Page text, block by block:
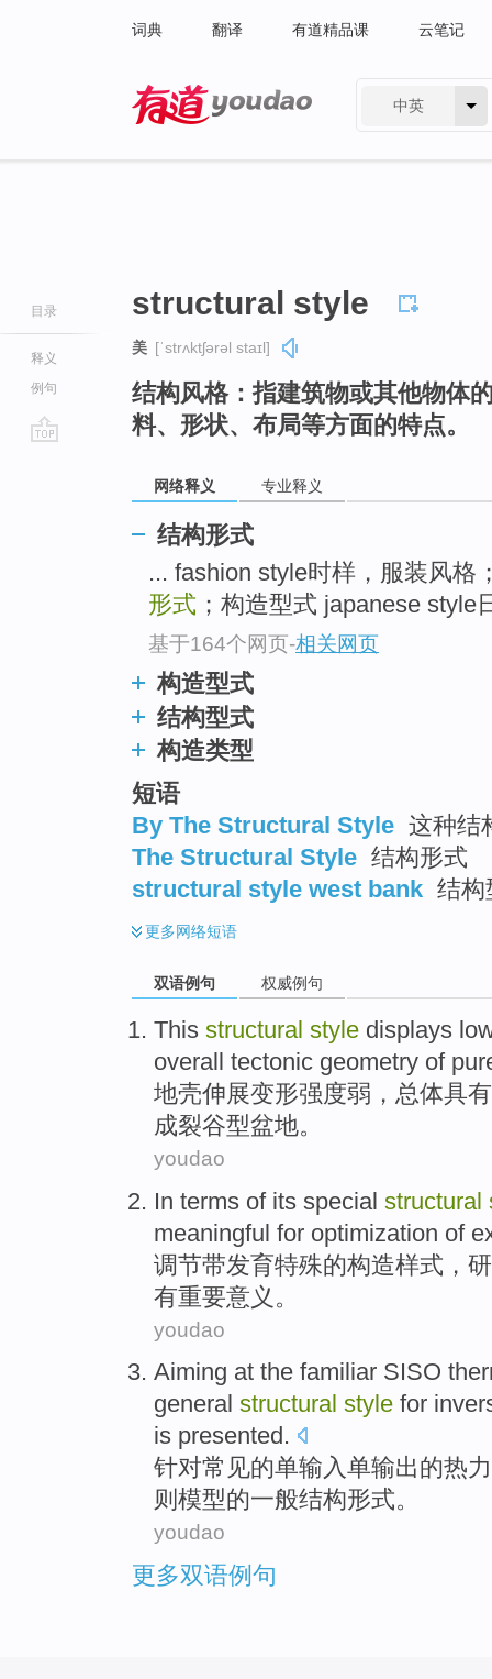
词典 翻译 有道精品课 云笔记
中英
目录
释义
例句
structural style
美 [ˈstrʌktʃərəl staɪl]
结构风格：指建筑物或其他物体
料、形状、布局等方面的特点。
网络释义 专业释义
结构形式
... fashion style时样，服装风格
形式 ；构造型式 japanese style
基于164个网页-相关网页
构造型式
结构型式
构造类型
短语
By The Structural Style 这种结
The Structural Style 结构形式
structural style west bank 结构
更多网络短语
双语例句 权威例句
This structural style displays
overall tectonic geometry of
地壳伸展变形强度弱， 总体具有
成裂谷型盆地。
youdao
In terms ofits special structural
meaningful for optimization of
调节带发育特殊的构造样式 ，
有重要意义。
youdao
Aiming at the familiar SISO
general structural style for
is presented .
针对常见的单输入单输出的热力
则 模型的一般结构形式。
youdao
更多双语例句